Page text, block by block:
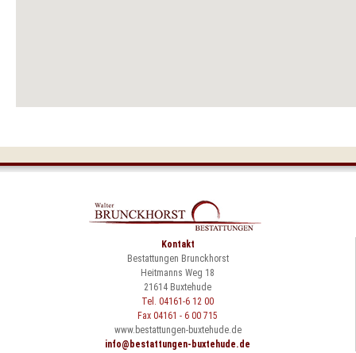
Kontakt
Bestattungen Brunckhorst
Heitmanns Weg 18
21614 Buxtehude
Tel. 04161-6 12 00
Fax 04161 - 6 00 715
www.bestattungen-buxtehude.de
info@bestattungen-buxtehude.de